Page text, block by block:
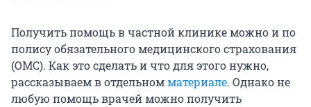
Получить помощь в частной клинике можно и по
полису обязательного медицинского страхования
(ОМС). Как это сделать и что для этого нужно,
рассказываем в отдельномматериале. Однако не
любую помощь врачей можно получить